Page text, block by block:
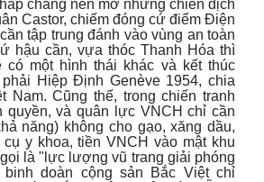
chẳng nên mở những chiến dịch
Castor, chiếm đóng cứ điểm Điện
tập trung đánh vào vùng an toàn
hậu cần, vựa thóc Thanh Hóa thì
có một hình thái khác và kết thúc
Hiệp Định Genève 1954, chia
Nam. Cũng thế, trong chiến tranh
quyền, và quân lực VNCH chỉ cần
năng) không cho gạo, xăng dầu,
y khoa, tiền VNCH vào mật khu
là "lực lượng vũ trang giải phóng
binh doàn cộng sản Bắc Việt chỉ